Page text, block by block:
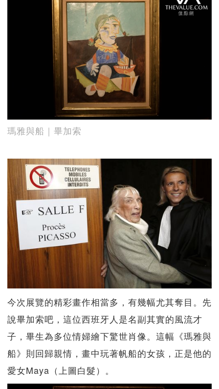
瑪雅與船｜畢加索
今次展覽的精彩畫作相當多，有幾幅尤其奪目。先
說畢加索吧，這位西班牙人是名副其實的風流才
子，畢生為多位情婦繪下驚世肖像。這幅《瑪雅與
船》則回歸親情，畫中玩著帆船的女孩，正是他的
愛女Maya（上圖白髮）。